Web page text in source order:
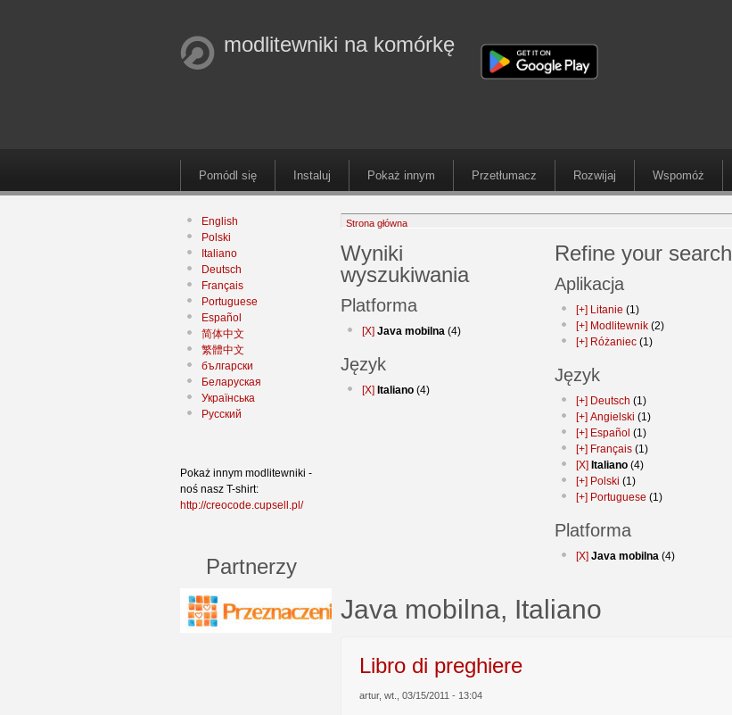
modlitewniki na komórkę
Pomódl się Instaluj Pokaż innym Przetłumacz Rozwijaj Wspomóż
English
Polski
Italiano
Deutsch
Français
Portuguese
Español
简体中文
繁體中文
български
Беларуская
Українська
Русский
Pokaż innym modlitewniki -
noś nasz T-shirt:
http://creocode.cupsell.pl/
Partnerzy
Strona główna
Wyniki
wyszukiwania
Platforma
[X] Java mobilna (4)
Język
[X] Italiano (4)
Refine your search
Aplikacja
[+] Litanie (1)
[+] Modlitewnik (2)
[+] Różaniec (1)
Język
[+] Deutsch (1)
[+] Angielski (1)
[+] Español (1)
[+] Français (1)
[X] Italiano (4)
[+] Polski (1)
[+] Portuguese (1)
Platforma
[X] Java mobilna (4)
Java mobilna, Italiano
Libro di preghiere
artur, wt., 03/15/2011 - 13:04